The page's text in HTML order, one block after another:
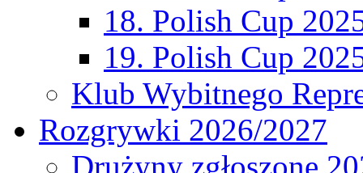
18. Polish Cup
19. Polish Cup
Klub Wybitnego
Rozgrywki 2026/2027
Drużyny zgłoszone